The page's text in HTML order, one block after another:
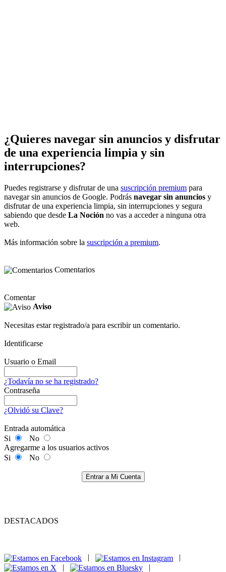
¿Quieres navegar sin anuncios y disfrutar
de una experiencia limpia y sin
interrupciones?
Puedes registrarse y disfrutar de una suscripción premium para
navegar sin anuncios de Google. Podrás navegar sin anuncios y
disfrutar de una experiencia limpia, sin interrupciones y segura
sabiendo que desde La Noción no vas a acceder a ninguna otra
web.
Más información sobre la suscripción a premium.
Comentarios
Comentar
Aviso
Necesitas estar registrado/a para escribir un comentario.
Identificarse
Usuario o Email
¿Todavía no se ha registrado?
Contraseña
¿Olvidó su Clave?
Entrada automática
Si
No
Agregarme a los usuarios activos
Si
No
Entrar a Mi Cuenta
DESTACADOS
|
|